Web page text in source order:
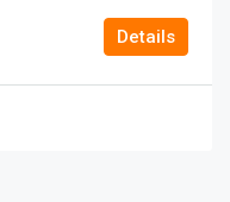
Details